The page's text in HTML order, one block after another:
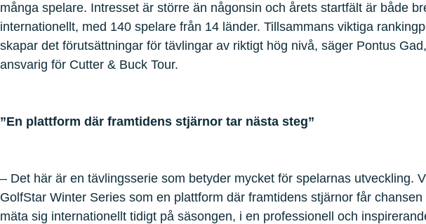
många spelare. Intresset är större än någonsin och årets startfält är både
internationellt, med 140 spelare från 14 länder. Tillsammans viktiga
skapar det förutsättningar för tävlingar av riktigt hög nivå, säger Pontus Gad,
ansvarig för Cutter & Buck Tour.
”En plattform där framtidens stjärnor tar nästa steg”
– Det här är en tävlingsserie som betyder mycket för spelarnas utveckling.
GolfStar Winter Series som en plattform där framtidens stjärnor får chansen
mäta sig internationellt tidigt på säsongen, i en professionell och